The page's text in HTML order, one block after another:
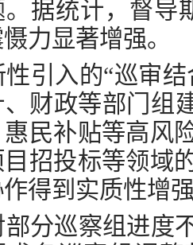
。据统计，督导
力显著增强。
性引入的“巡审
财政等部门组
民补贴等高风
招投标等领域
得到实质性增
部分巡察组进度